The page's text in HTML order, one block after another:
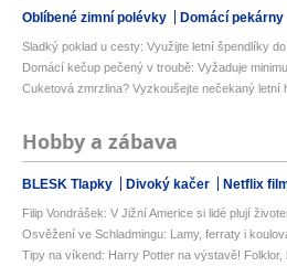
Oblíbené zimní polévky Domácí pekárny
Sladký poklad u cesty: Využijte letní špendlíky
Domácí kečup pečený v troubě: Vyžaduje
Cuketová zmrzlina? Vyzkoušejte nečekaný letní
Hobby a zábava
BLESK Tlapky Divoký kačer Netflix
Filip Vondrášek: V Jižní Americe si lidé plují
Osvěžení ve Schladmingu: Lamy, ferraty i
Tipy na víkend: Harry Potter na výstavě! Folklor,